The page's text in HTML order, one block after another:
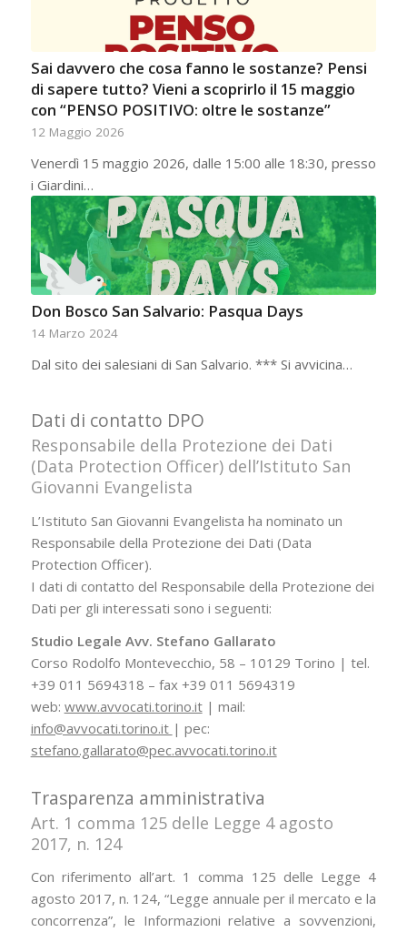
Sai davvero che cosa fanno le sostanze? Pensi
di sapere tutto? Vieni a scoprirlo il 15 maggio
con “PENSO POSITIVO: oltre le sostanze”
12 Maggio 2026
Venerdì 15 maggio 2026, dalle 15:00 alle 18:30, presso
i Giardini…
Don Bosco San Salvario: Pasqua Days
14 Marzo 2024
Dal sito dei salesiani di San Salvario. *** Si avvicina…
Dati di contatto DPO
Responsabile della Protezione dei Dati
(Data Protection Officer) dell’Istituto San
Giovanni Evangelista
L’Istituto San Giovanni Evangelista ha nominato un
Responsabile della Protezione dei Dati (Data
Protection Officer).
I dati di contatto del Responsabile della Protezione dei
Dati per gli interessati sono i seguenti:
Studio Legale Avv. Stefano Gallarato
Corso Rodolfo Montevecchio, 58 – 10129 Torino | tel.
+39 011 5694318 – fax +39 011 5694319
web: www.avvocati.torino.it| mail:
info@avvocati.torino.it | pec:
stefano.gallarato@pec.avvocati.torino.it
Trasparenza amministrativa
Art. 1 comma 125 delle Legge 4 agosto
2017, n. 124
Con riferimento all’art. 1 comma 125 delle Legge 4
agosto 2017, n. 124, “Legge annuale per il mercato e la
concorrenza”, le Informazioni relative a sovvenzioni,